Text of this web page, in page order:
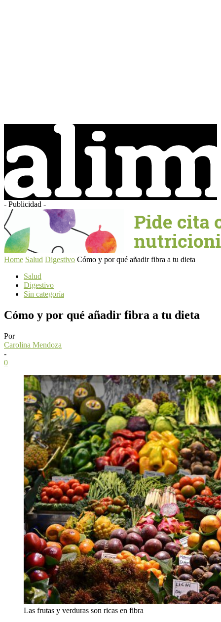
- Publicidad -
Home Salud Digestivo Cómo y por qué añadir fibra a tu dieta
Salud
Digestivo
Sin categoría
Cómo y por qué añadir fibra a tu dieta
Por
Carolina Mendoza
-
0
Las frutas y verduras son ricas en fibra